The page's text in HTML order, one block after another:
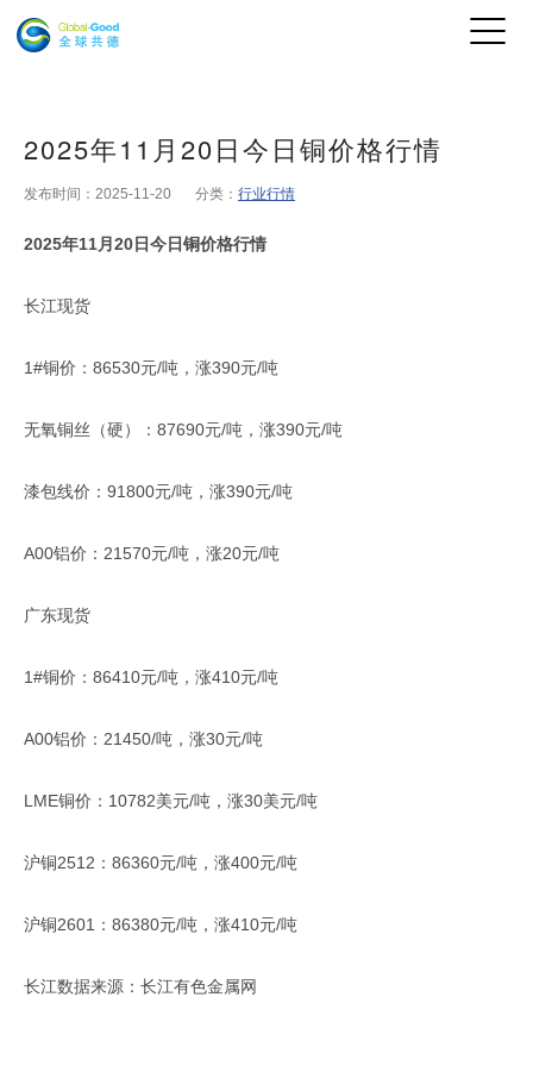
2025年11月20日今日铜价格行情
发布时间：2025-11-20 分类： 行业行情
2025年11月20日今日铜价格行情
长江现货
1#铜价：86530元/吨，涨390元/吨
无氧铜丝（硬）：87690元/吨，涨390元/吨
漆包线价：91800元/吨，涨390元/吨
A00铝价：21570元/吨，涨20元/吨
广东现货
1#铜价：86410元/吨，涨410元/吨
A00铝价：21450/吨，涨30元/吨
LME铜价：10782美元/吨，涨30美元/吨
沪铜2512：86360元/吨，涨400元/吨
沪铜2601：86380元/吨，涨410元/吨
长江数据来源：长江有色金属网